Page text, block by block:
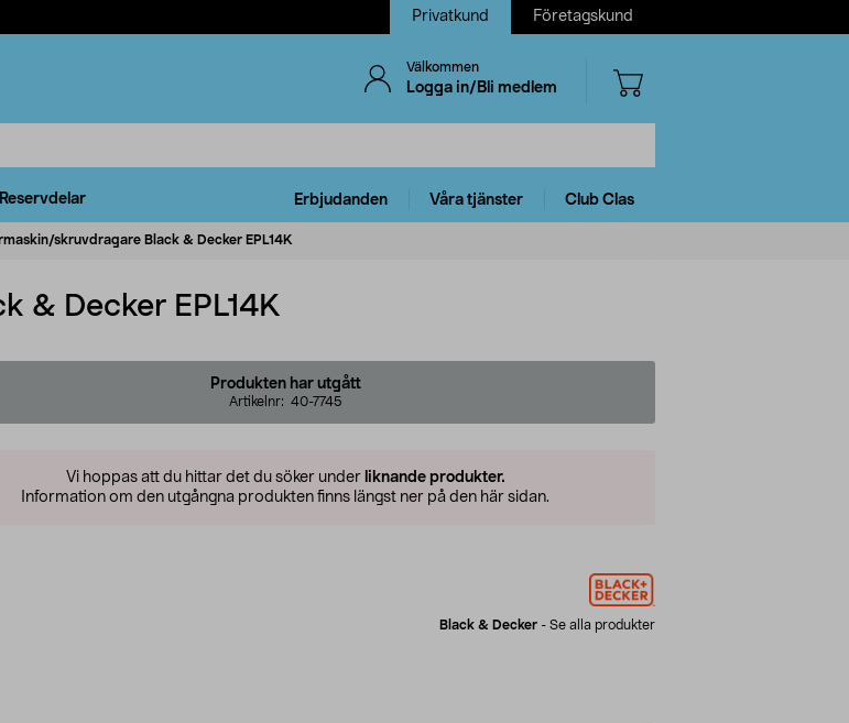
Privatkund Företagskund
Välkommen
Logga in/Bli medlem
Reservdelar Erbjudanden Våra tjänster Club Clas
skruvdragare Black & Decker EPL14K
& Decker EPL14K
Produkten har utgått
Artikelnr: 40-7745
Vi hoppas att du hittar det du söker under liknande produkter.
Information om den utgångna produkten finns längst ner på den här sidan.
Black & Decker - Se alla produkter